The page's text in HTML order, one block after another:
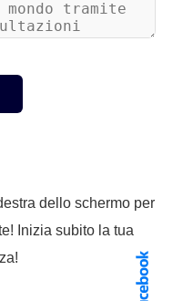
dello schermo per
Inizia subito la tua